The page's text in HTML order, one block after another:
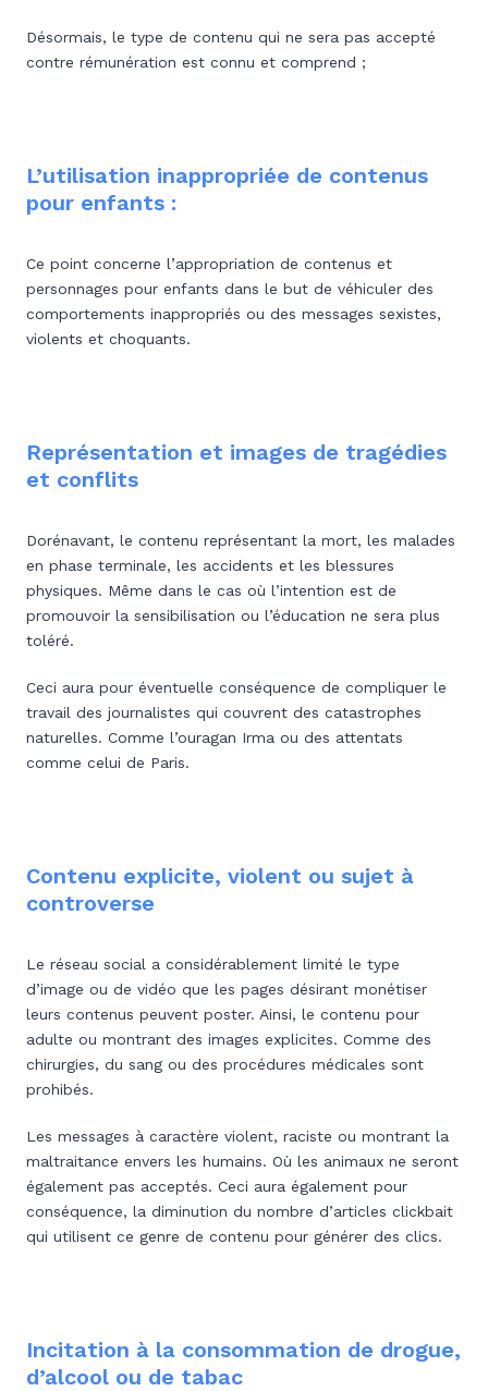
Désormais, le type de contenu qui ne sera pas accepté
contre rémunération est connu et comprend ;
L’utilisation inappropriée de contenus
pour enfants :
Ce point concerne l’appropriation de contenus et
personnages pour enfants dans le but de véhiculer des
comportements inappropriés ou des messages sexistes,
violents et choquants.
Représentation et images de tragédies
et conflits
Dorénavant, le contenu représentant la mort, les malades
en phase terminale, les accidents et les blessures
physiques. Même dans le cas où l’intention est de
promouvoir la sensibilisation ou l’éducation ne sera plus
toléré.
Ceci aura pour éventuelle conséquence de compliquer le
travail des journalistes qui couvrent des catastrophes
naturelles. Comme l’ouragan Irma ou des attentats
comme celui de Paris.
Contenu explicite, violent ou sujet à
controverse
Le réseau social a considérablement limité le type
d’image ou de vidéo que les pages désirant monétiser
leurs contenus peuvent poster. Ainsi, le contenu pour
adulte ou montrant des images explicites. Comme des
chirurgies, du sang ou des procédures médicales sont
prohibés.
Les messages à caractère violent, raciste ou montrant la
maltraitance envers les humains. Où les animaux ne seront
également pas acceptés. Ceci aura également pour
conséquence, la diminution du nombre d’articles clickbait
qui utilisent ce genre de contenu pour générer des clics.
Incitation à la consommation de drogue,
d’alcool ou de tabac